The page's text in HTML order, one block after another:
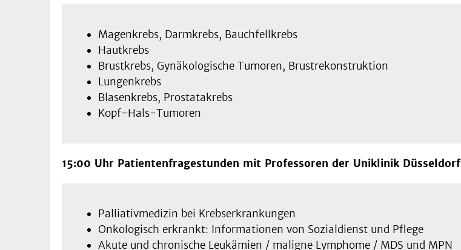
Magenkrebs, Darmkrebs, Bauchfellkrebs
Hautkrebs
Brustkrebs, Gynäkologische Tumoren, Brustrekonstruktion
Lungenkrebs
Blasenkrebs, Prostatakrebs
Kopf-Hals-Tumoren
15:00 Uhr Patientenfragestunden mit Professoren der Uniklinik Düsseldorf
Palliativmedizin bei Krebserkrankungen
Onkologisch erkrankt: Informationen von Sozialdienst und Pflege
Akute und chronische Leukämien / maligne Lymphome / MDS und MPN